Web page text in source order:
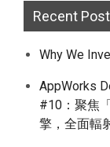
Recent
Why We
AppWorks
#10：聚焦
擎，全面輻